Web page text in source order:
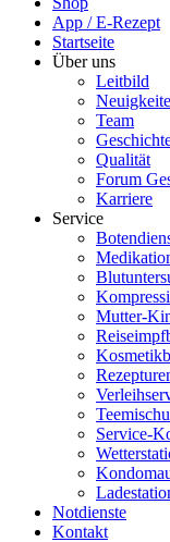
App / E-Rezept
Startseite
Über uns
Leitbild
Team
Qualität
Forum
Karriere
Service
Mutter-
Service-
Notdienste
Kontakt